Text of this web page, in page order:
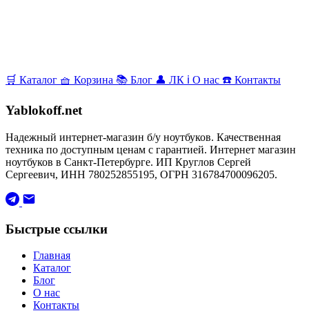
🛒 Каталог 🧺 Корзина 📚 Блог 👤 ЛК ℹ️ О нас ☎️ Контакты
Yablokoff.net
Надежный интернет-магазин б/у ноутбуков. Качественная
техника по доступным ценам с гарантией. Интернет магазин
ноутбуков в Санкт-Петербурге. ИП Круглов Сергей
Сергеевич, ИНН 780252855195, ОГРН 316784700096205.
Быстрые ссылки
Главная
Каталог
Блог
О нас
Контакты